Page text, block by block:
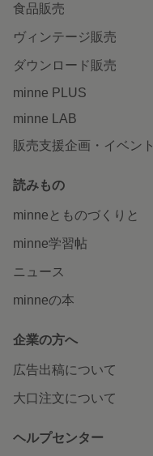
食品販売
ヴィンテージ販売
ダウンロード販売
minne PLUS
minne LAB
販売支援企画・イベント
読みもの
minneとものづくりと
minne学習帖
ニュース
minneの本
企業の方へ
広告出稿について
大口注文について
ヘルプセンター